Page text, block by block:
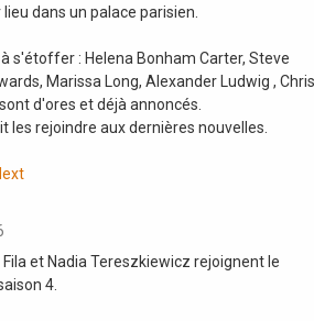
dans un palace parisien.
s'étoffer : Helena Bonham Carter, Steve
Marissa Long, Alexander Ludwig , Chris
d'ores et déjà annoncés.
les rejoindre aux dernières nouvelles.
et Nadia Tereszkiewicz rejoignent le
4.